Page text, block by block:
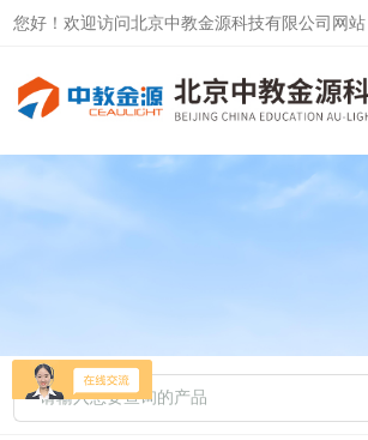
您好！欢迎访问北京中教金源科技有限公司网站